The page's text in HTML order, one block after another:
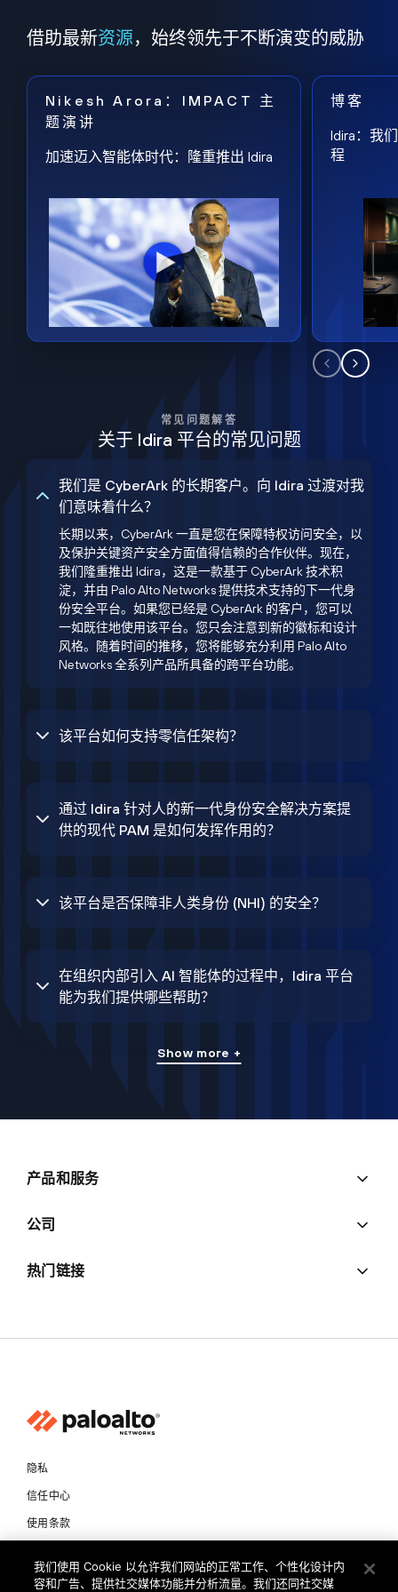
借助最新资源，始终领先于不断演变的威胁
Nikesh Arora：IMPACT 主
题演讲
加速迈入智能体时代：隆重推出 Idira
博客
Idira：我
程
常见问题解答
关于 Idira 平台的常见问题
我们是 CyberArk 的长期客户。向 Idira 过渡对我
们意味着什么？
长期以来，CyberArk 一直是您在保障特权访问安全，以
及保护关键资产安全方面值得信赖的合作伙伴。现在，
我们隆重推出 Idira，这是一款基于 CyberArk 技术积
淀，并由 Palo Alto Networks 提供技术支持的下一代身
份安全平台。如果您已经是 CyberArk 的客户，您可以
一如既往地使用该平台。您只会注意到新的徽标和设计
风格。随着时间的推移，您将能够充分利用 Palo Alto
Networks 全系列产品所具备的跨平台功能。
该平台如何支持零信任架构？
通过 Idira 针对人的新一代身份安全解决方案提
供的现代 PAM 是如何发挥作用的？
该平台是否保障非人类身份 (NHI) 的安全？
在组织内部引入 AI 智能体的过程中，Idira 平台
能为我们提供哪些帮助？
Show more +
产品和服务
公司
热门链接
隐私
信任中心
使用条款
我们使用 Cookie 以允许我们网站的正常工作、个性化设计内
容和广告、提供社交媒体功能并分析流量。我们还同社交媒